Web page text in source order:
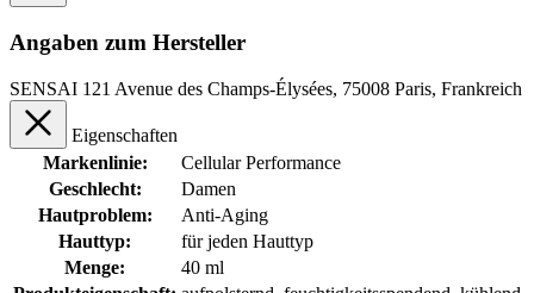
Angaben zum Hersteller
SENSAI 121 Avenue des Champs-Élysées, 75008 Paris, Frankreich
Eigenschaften
Markenlinie:
Cellular Performance
Geschlecht:
Damen
Hautproblem:
Anti-Aging
Hauttyp:
für jeden Hauttyp
Menge:
40 ml